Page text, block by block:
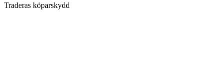
Traderas köparskydd